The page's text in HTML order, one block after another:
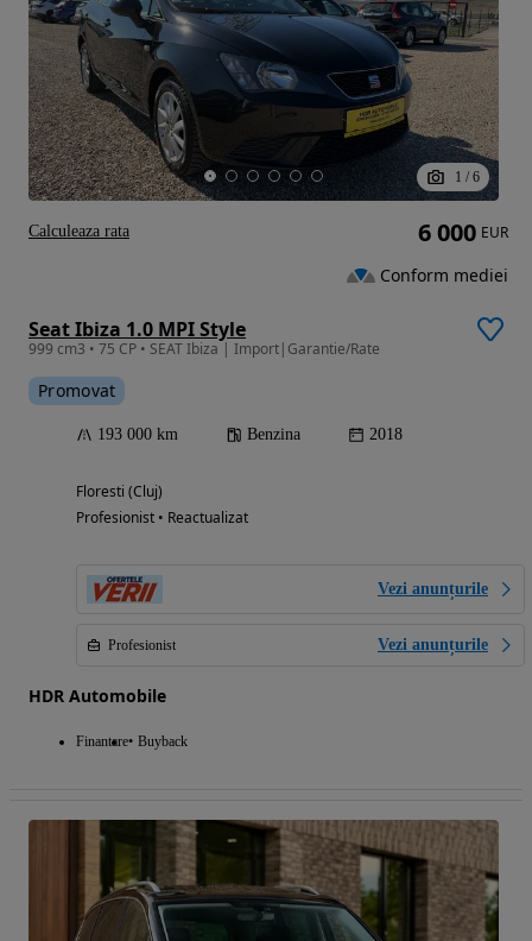
1 / 6
Seat Ibiza 1.0 MPI Style
999 cm3 • 75 CP • SEAT Ibiza | Import|Garantie/Rate
Promovat
193 000 km Benzina 2018
Floresti (Cluj)
Profesionist • Reactualizat
Vezi anunțurile
Profesionist Vezi anunțurile
HDR Automobile
Finantare Buyback
6 000 EUR
Conform mediei
Calculeaza rata